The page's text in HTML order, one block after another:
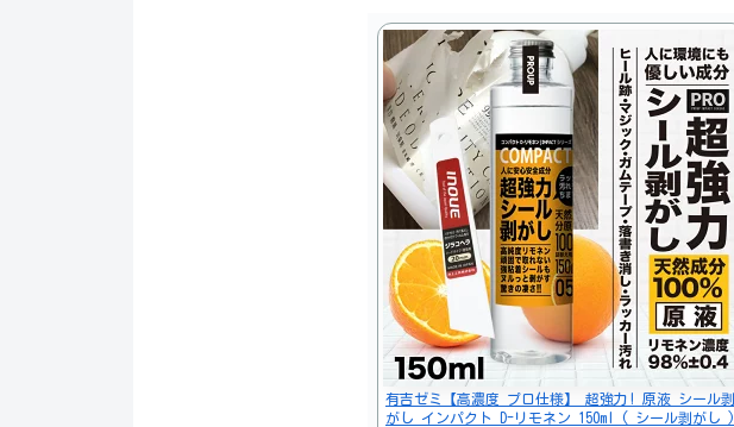
有吉ゼミ【高濃度 プロ仕様】 超強力! 原液 シール剥
がし インパクト D-リモネン 150ml ( シール剥がし )